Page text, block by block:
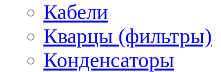
Кабели
Кварцы (фильтры)
Конденсаторы